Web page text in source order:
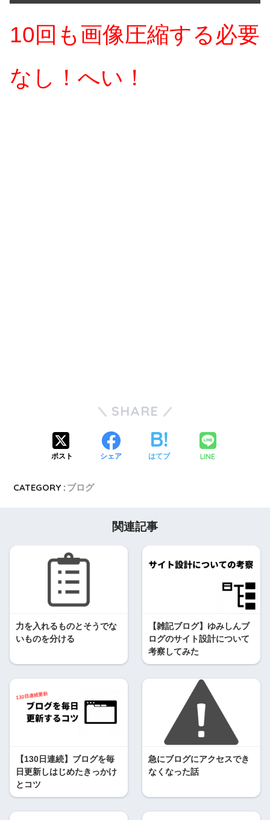
10回も画像圧縮する必要
なし！へい！
SHARE
ポスト シェア はてブ LINE
CATEGORY : ブログ
関連記事
力を入れるものとそうでな
いものを分ける
【雑記ブログ】ゆみしんブ
ログのサイト設計について
考察してみた
【130日連続】ブログを毎
日更新しはじめたきっかけ
とコツ
急にブログにアクセスでき
なくなった話